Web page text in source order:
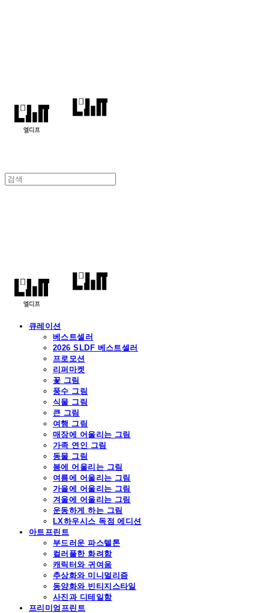
큐레이션
베스트셀러
2026 SLDF 베스트셀러
프로모션
리퍼마켓
꽃 그림
풍수 그림
식물 그림
큰 그림
여행 그림
매장에 어울리는 그림
가족 연인 그림
동물 그림
봄에 어울리는 그림
여름에 어울리는 그림
가을에 어울리는 그림
겨울에 어울리는 그림
운동하게 하는 그림
LX하우시스 독점 에디션
아트프린트
부드러운 파스텔톤
컬러풀한 화려함
캐릭터와 귀여움
추상화와 미니멀리즘
동양화와 빈티지스타일
사진과 디테일함
프리미엄프린트